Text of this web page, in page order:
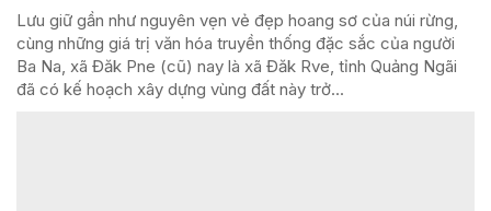
Lưu giữ gần như nguyên vẹn vẻ đẹp hoang sơ của núi rừng,
cùng những giá trị văn hóa truyền thống đặc sắc của người
Ba Na, xã Đăk Pne (cũ) nay là xã Đăk Rve, tỉnh Quảng Ngãi
đã có kế hoạch xây dựng vùng đất này trở...